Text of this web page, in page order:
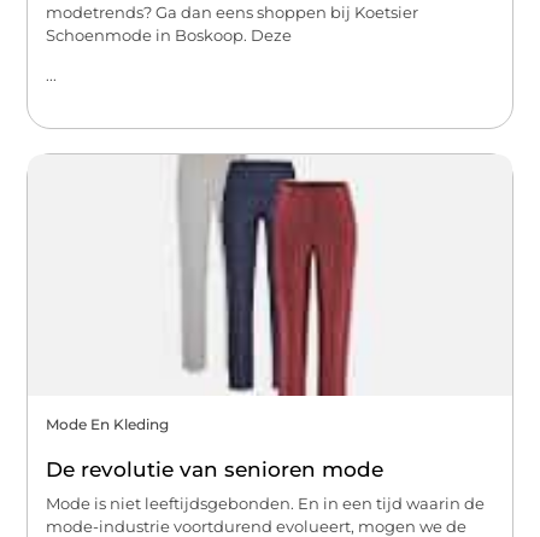
modetrends? Ga dan eens shoppen bij Koetsier
Schoenmode in Boskoop. Deze
...
Mode En Kleding
De revolutie van senioren mode
Mode is niet leeftijdsgebonden. En in een tijd waarin de
mode-industrie voortdurend evolueert, mogen we de